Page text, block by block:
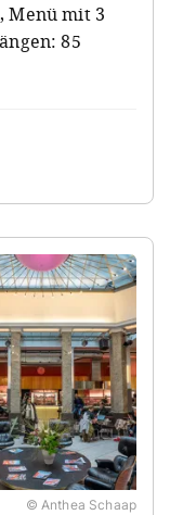
Menü mit 3
85
© Anthea Schaap